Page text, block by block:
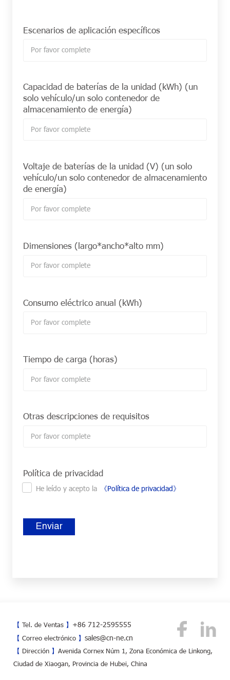
Escenarios de aplicación específicos
Capacidad de baterías de la unidad (kWh) (un
solo vehículo/un solo contenedor de
almacenamiento de energía)
Voltaje de baterías de la unidad (V) (un solo
vehículo/un solo contenedor de almacenamiento
de energía)
Dimensiones (largo*ancho*alto mm)
Consumo eléctrico anual (kWh)
Tiempo de carga (horas)
Otras descripciones de requisitos
Política de privacidad
He leído y acepto la 《Política de privacidad》
Enviar
【Tel. de Ventas 】 +86 712-2595555
【Correo electrónico 】sales@cn-ne.cn
【 Dirección 】Avenida Cornex Núm 1, Zona Económica de Linkong,
Ciudad de Xiaogan, Provincia de Hubei, China